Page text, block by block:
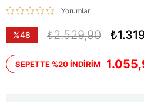
Yorumlar
%48
₺2.529,90
SEPETTE %20 İNDİRİM